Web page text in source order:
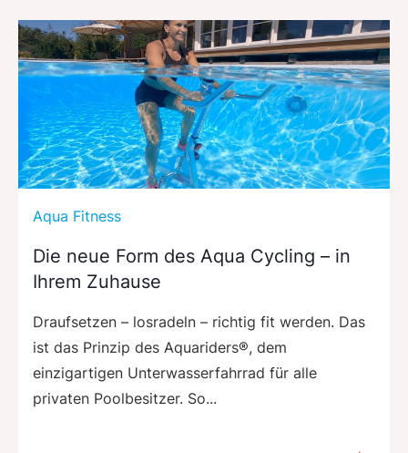
Aqua Fitness
Die neue Form des Aqua Cycling – in
Ihrem Zuhause
Draufsetzen – losradeln – richtig fit werden. Das
ist das Prinzip des Aquariders®, dem
einzigartigen Unterwasserfahrrad für alle
privaten Poolbesitzer. So...